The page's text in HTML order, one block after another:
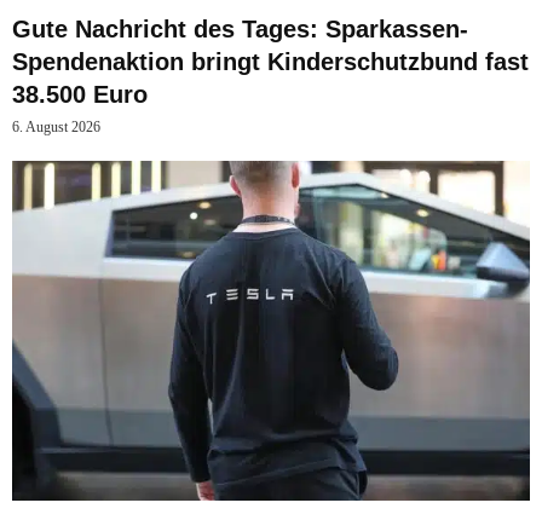
Gute Nachricht des Tages: Sparkassen-
Spendenaktion bringt Kinderschutzbund fast
38.500 Euro
6. August 2026